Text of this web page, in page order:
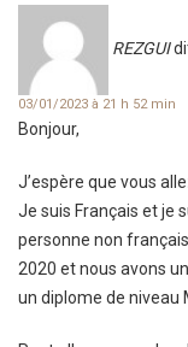
REZGUI
03/01/2023 à 21 h 52 min
Bonjour,
J’espère que vous
Je suis Français et je
personne non
2020 et nous avons
un diplome de niveau